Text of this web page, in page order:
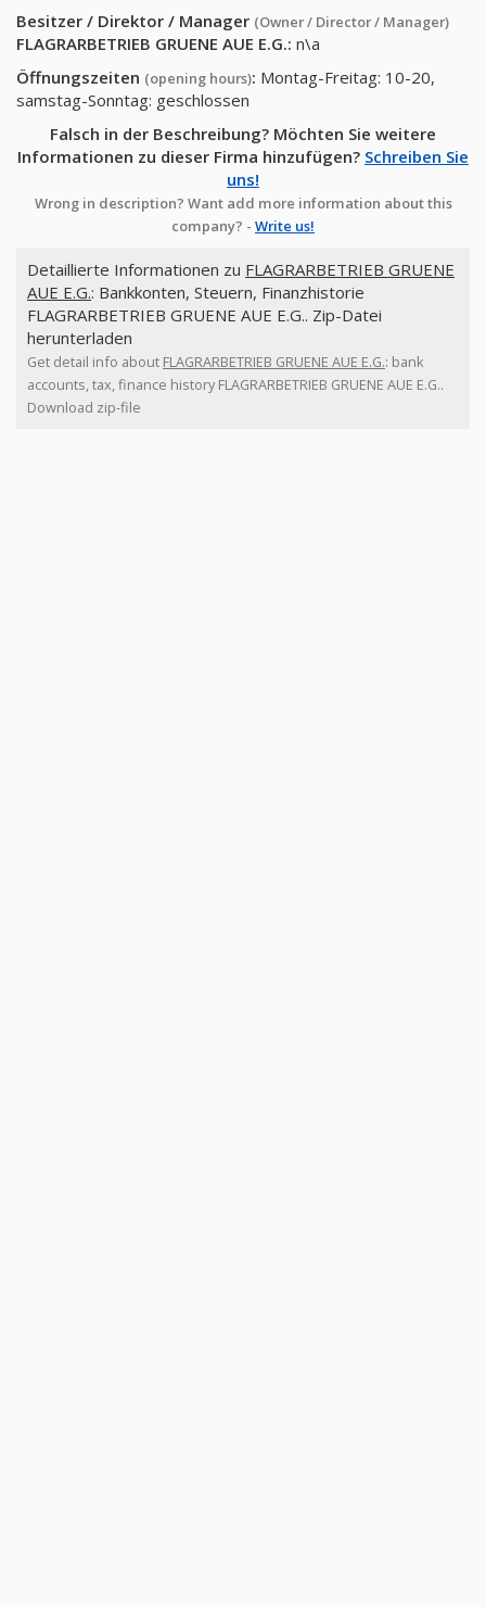
Besitzer / Direktor / Manager (Owner / Director / Manager)
FLAGRARBETRIEB GRUENE AUE E.G.: n\a
Öffnungszeiten (opening hours): Montag-Freitag: 10-20,
samstag-Sonntag: geschlossen
Falsch in der Beschreibung? Möchten Sie weitere
Informationen zu dieser Firma hinzufügen? Schreiben Sie
uns!
Wrong in description? Want add more information about this
company? - Write us!
Detaillierte Informationen zu FLAGRARBETRIEB GRUENE
AUE E.G.: Bankkonten, Steuern, Finanzhistorie
FLAGRARBETRIEB GRUENE AUE E.G.. Zip-Datei
herunterladen
Get detail info about FLAGRARBETRIEB GRUENE AUE E.G.: bank
accounts, tax, finance history FLAGRARBETRIEB GRUENE AUE E.G..
Download zip-file